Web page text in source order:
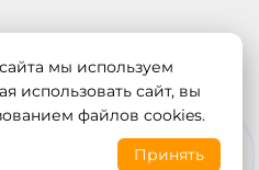
мы используем
использовать сайт, вы
файлов cookies.
Принять